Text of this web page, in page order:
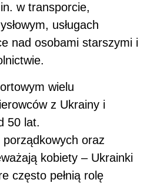
w transporcie,
usługach
nad osobami starszymi i
wielu
z Ukrainy i
50 lat.
porządkowych oraz
kobiety – Ukrainki
często pełnią rolę